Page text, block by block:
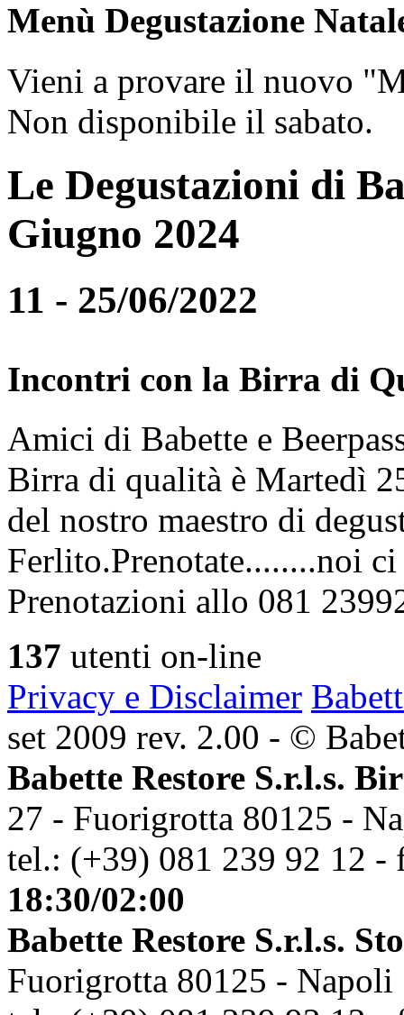
Menù Degustazione
Vieni a provare il nuovo
Non disponibile il sabato.
Le Degustazioni di
Giugno 2024
11 - 25/06/2022
Incontri con la Birra di
Amici di Babette e
Birra di qualità è Martedì
del nostro maestro di
Ferlito.Prenotate........noi
Prenotazioni allo 081
137 utenti on-line
Privacy e Disclaimer
set 2009 rev. 2.00 - ©
Babette Restore S.r.l.s.
27 - Fuorigrotta 80125 -
tel.: (+39) 081 239 92 12 -
18:30/02:00
Babette Restore S.r.l.s.
Fuorigrotta 80125 - Napoli